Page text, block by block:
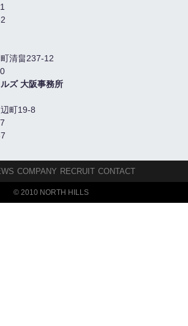
清畠237-12
ズ 大阪事務所
町19-8
COMPANY RECRUIT CONTACT
© 2010 NORTH HILLS